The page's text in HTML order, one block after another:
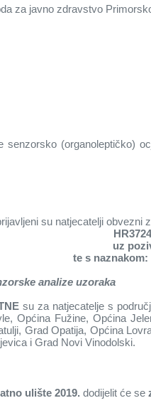
za javno zdravstvo
(organoleptičko)
su natjecatelji
uz
te s
analize uzoraka
su za natjecatelje s
Općina Fužine, Općina
Grad Opatija, Općina
i Grad Novi Vinodolski.
ulište 2019. dodijelit će se